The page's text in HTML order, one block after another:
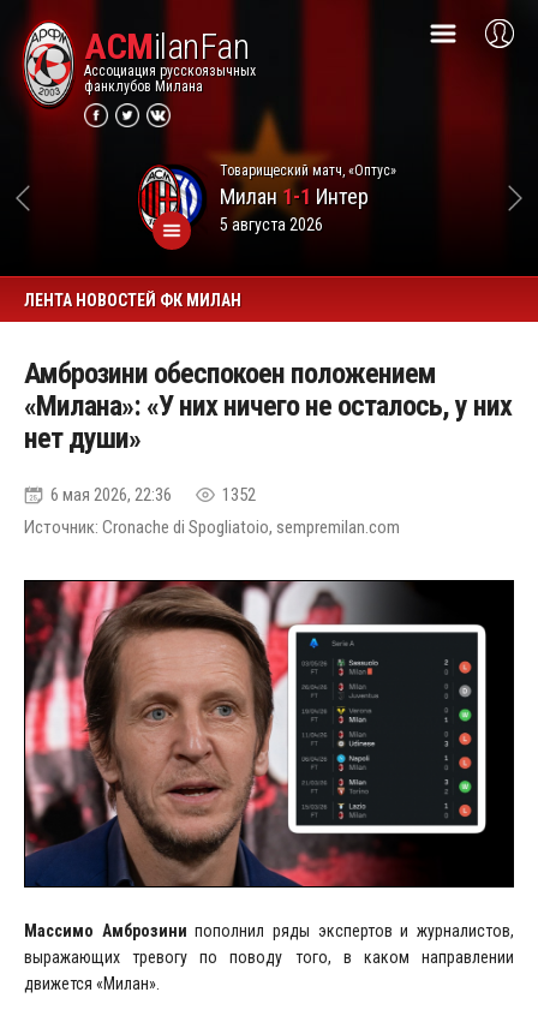
ACMilanFan
Ассоциация русскоязычных
фанклубов Милана
Товарищеский матч, «Оптус»
Милан1-1 Интер
5 августа 2026
ЛЕНТА НОВОСТЕЙ ФК МИЛАН
Амброзини обеспокоен положением
«Милана»: «У них ничего не осталось, у них
нет души»
6 мая 2026, 22:36
1352
Источник: Cronache di Spogliatoio, sempremilan.com
Массимо Амброзини пополнил ряды экспертов и журналистов,
выражающих тревогу по поводу того, в каком направлении
движется «Милан».